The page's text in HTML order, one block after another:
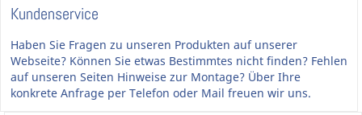
Kundenservice
Haben Sie Fragen zu unseren Produkten auf unserer
Webseite? Können Sie etwas Bestimmtes nicht finden? Fehlen
auf unseren Seiten Hinweise zur Montage? Über Ihre
konkrete Anfrage per Telefon oder Mail freuen wir uns.